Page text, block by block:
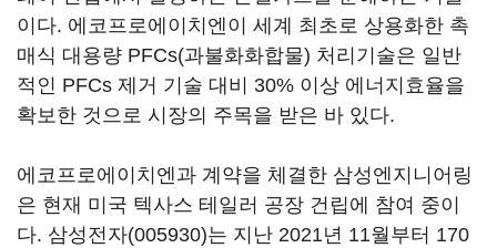
이다. 에코프로에이치엔이 세계 최초로 상용화한 촉
매식 대용량 PFCs(과불화화합물) 처리기술은 일반
적인 PFCs 제거 기술 대비 30% 이상 에너지효율을
확보한 것으로 시장의 주목을 받은 바 있다.
에코프로에이치엔과 계약을 체결한 삼성엔지니어링
은 현재 미국 텍사스 테일러 공장 건립에 참여 중이
다. 삼성전자(005930)는 지난 2021년 11월부터 170